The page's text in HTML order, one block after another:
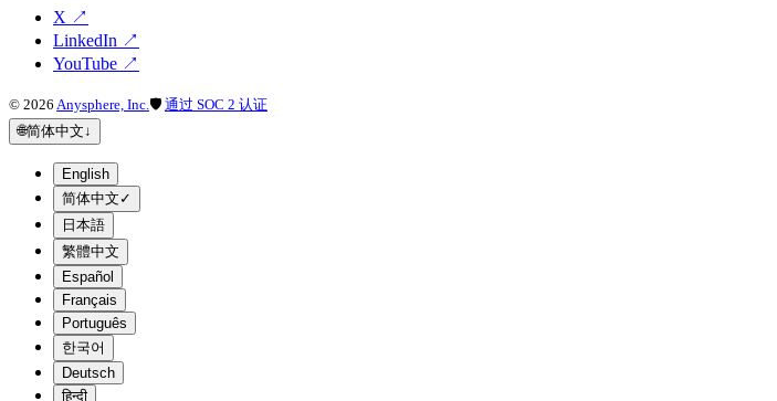
X ↗
LinkedIn ↗
YouTube ↗
© 2026 Anysphere, Inc. 🛡 通过 SOC 2 认证
🌐简体中文↓
English
简体中文 ✓
日本語
繁體中文
Español
Français
Português
한국어
Deutsch
हिन्दी